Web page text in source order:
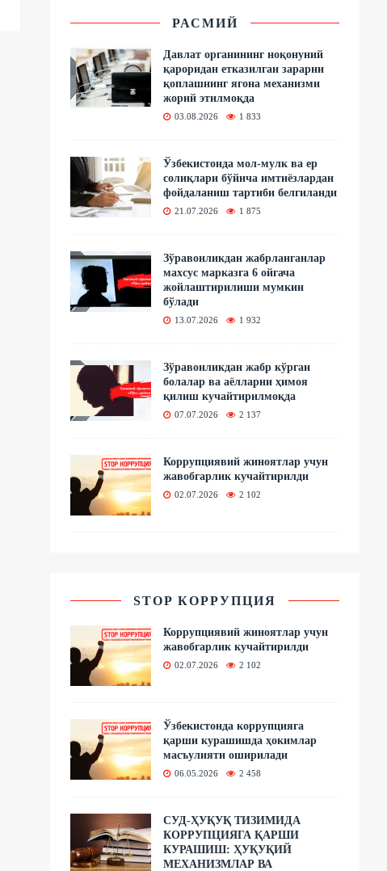
РАСМИЙ
Давлат органининг ноқонуний
қароридан етказилган зарарни
қоплашнинг ягона механизми
жорий этилмоқда
03.08.2026 1 833
Ўзбекистонда мол-мулк ва ер
солиқлари бўйича имтиёзлардан
фойдаланиш тартиби белгиланди
21.07.2026 1 875
Зўравонликдан жабрланганлар
махсус марказга 6 ойгача
жойлаштирилиши мумкин
бўлади
13.07.2026 1 932
Зўравонликдан жабр кўрган
болалар ва аёлларни ҳимоя
қилиш кучайтирилмоқда
07.07.2026 2 137
Коррупциявий жиноятлар учун
жавобгарлик кучайтирилди
02.07.2026 2 102
STOP КОРРУПЦИЯ
Коррупциявий жиноятлар учун
жавобгарлик кучайтирилди
02.07.2026 2 102
Ўзбекистонда коррупцияга
қарши курашишда ҳокимлар
масъулияти оширилади
06.05.2026 2 458
СУД-ҲУҚУҚ ТИЗИМИДА
КОРРУПЦИЯГА ҚАРШИ
КУРАШИШ: ҲУҚУҚИЙ
МЕХАНИЗМЛАР ВА